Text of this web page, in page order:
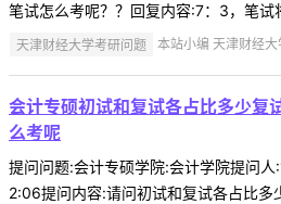
笔试怎么考呢？？回复内容:7：3，笔试
天津财经大学考研问题 本站小编 天津财经
会计专硕初试和复试各占比多少复
么考呢
提问问题:会计专硕学院:会计学院提问
2:06提问内容:请问初试和复试各占比多